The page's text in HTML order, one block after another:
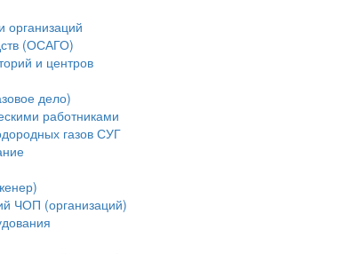
организаций
(ОСАГО)
и центров
дело)
работниками
газов СУГ
ЧОП (организаций)